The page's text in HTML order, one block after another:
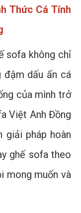
Thức Cá Tính
sofa không chỉ
đậm dấu ấn cá
của mình trở
Việt Anh Đồng
giải pháp hoàn
ghế sofa theo
mong muốn và